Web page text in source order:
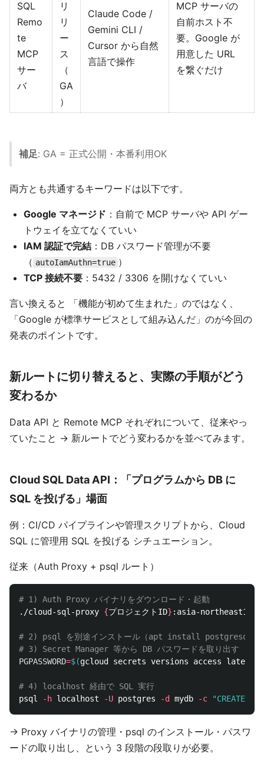
SQL
Remo
te
MCP
サー
バ
リ
リ
ー
ス
（
GA
）
Claude Code /
Gemini CLI /
Cursor から自然
言語で操作
MCP サーバの
自前ホスト不
要。Google が
用意した URL
を繋ぐだけ
補足: GA = 正式公開・本番利用OK
両方とも共通するキーワードは以下です。
Google マネージド ：自前で MCP サーバや API ゲー
トウェイを立てなくていい
IAM 認証で完結 ：DB パスワード管理が不要
（ autoIamAuthn=true ）
TCP 接続不要 ：5432 / 3306 を開けなくていい
言い換えると 「機能が初めて生まれた」のではなく、
「Google が標準サービスとして組み込んだ」のが今回の
発表のポイントです。
新ルートに切り替えると、実際の手順がどう
変わるか
Data API と Remote MCP それぞれについて、従来やっ
ていたこと → 新ルートでどう変わるかを並べてみます。
Cloud SQL Data API：「プログラムから DB に
SQL を投げる」場面
例：CI/CD パイプラインや管理スクリプトから、Cloud
SQL に管理用 SQL を投げる シチュエーション。
従来（Auth Proxy + psql ルート）
# 1) Auth Proxy バイナリをダウンロード・起動
./cloud-sql-proxy {プロジェクトID} :asia-
# 2) psql を別途インストール（apt install postgresql-
# 3) Secret Manager 等から DB パスワードを取り出す
PGPASSWORD=$(gcloud secrets versions access latest
# 4) localhost 経由で SQL 実行
psql
-h localhost -U postgres -d mydb -c "CREATE
→ Proxy バイナリの管理・psql のインストール・パスワ
ードの取り出し、という 3 段階の段取りが必要。